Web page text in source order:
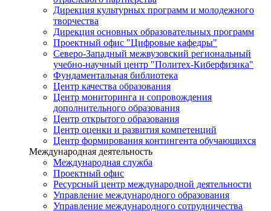
Дирекция культурных программ и молодежного
творчества
Дирекция основных образовательных программ
Проектный офис "Цифровые кафедры"
Северо-Западный межвузовский региональный
учебно-научный центр "Политех-Киберфизика"
Фундаментальная библиотека
Центр качества образования
Центр мониторинга и сопровождения
дополнительного образования
Центр открытого образования
Центр оценки и развития компетенций
Центр формирования контингента обучающихся
Международная деятельность
Международная служба
Проектный офис
Ресурсный центр международной деятельности
Управление международного образования
Управление международного сотрудничества